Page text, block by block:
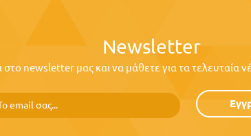
Newsletter
newsletter μας και να μάθετε για τα τελευταία